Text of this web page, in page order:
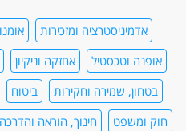
אדמיניסטרציה ומזכירות
אופנה וטכסטיל
אחזקה וניקיון
בטחון, שמירה וחקירות
ביטוח
חוק ומשפט
חינוך, הוראה והדרכה